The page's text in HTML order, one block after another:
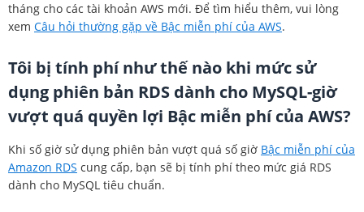
tháng cho các tài khoản AWS mới. Để tìm hiểu thêm, vui lòng
xem Câu hỏi thường gặp về Bậc miễn phí của AWS.
Tôi bị tính phí như thế nào khi mức sử
dụng phiên bản RDS dành cho MySQL-giờ
vượt quá quyền lợi Bậc miễn phí của AWS?
Khi số giờ sử dụng phiên bản vượt quá số giờ Bậc miễn phí của
Amazon RDS cung cấp, bạn sẽ bị tính phí theo mức giá RDS
dành cho MySQL tiêu chuẩn.